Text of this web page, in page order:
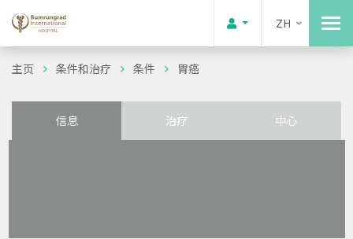
ZH
主页 条件和治疗 条件 胃癌
信息 治疗 中心